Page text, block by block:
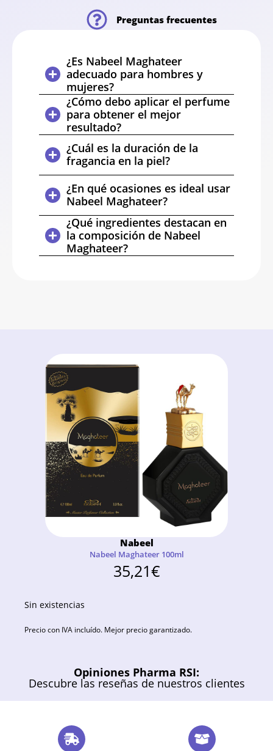
Preguntas frecuentes
¿Es Nabeel Maghateer
adecuado para hombres y
mujeres?
¿Cómo debo aplicar el perfume
para obtener el mejor
resultado?
¿Cuál es la duración de la
fragancia en la piel?
¿En qué ocasiones es ideal usar
Nabeel Maghateer?
¿Qué ingredientes destacan en
la composición de Nabeel
Maghateer?
Nabeel
Nabeel Maghateer 100ml
35,21€
Sin existencias
Precio con IVA incluído. Mejor precio garantizado.
Opiniones Pharma RSI:
Descubre las reseñas de nuestros clientes